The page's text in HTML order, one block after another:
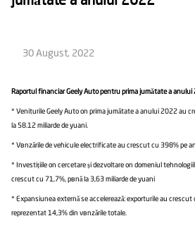
30 August, 2022
Raportul financiar Geely Auto pentru prima jumătate a anului
* Veniturile Geely Auto în prima jumătate a anului 2022 au
la 58.12 miliarde de yuani.
* Vânzările de vehicule electrificate au crescut cu 398% pe
* Investițiile în cercetare și dezvoltare în domeniul
crescut cu 71,7%, până la 3,63 miliarde de yuani
* Expansiunea externă se accelerează: exporturile au crescut
reprezentat 14,3% din vânzările totale.